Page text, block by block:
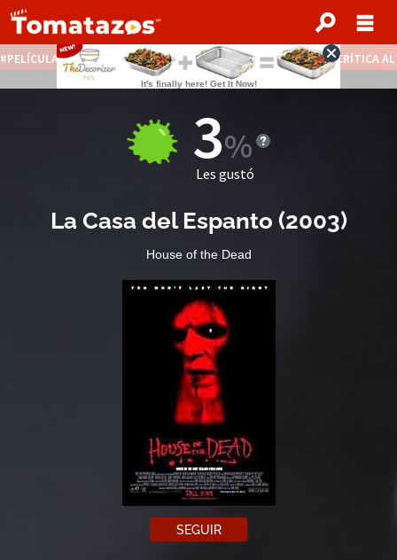
PELÍCULAS STREAMING GRATIS NOTICIAS DESTACADAS CRÍTICA
3
Les gustó
La Casa del Espanto (2003)
House of the Dead
SEGUIR